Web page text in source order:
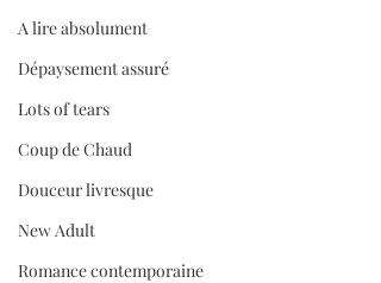
A lire absolument
Dépaysement assuré
Lots of tears
Coup de Chaud
Douceur livresque
New Adult
Romance contemporaine